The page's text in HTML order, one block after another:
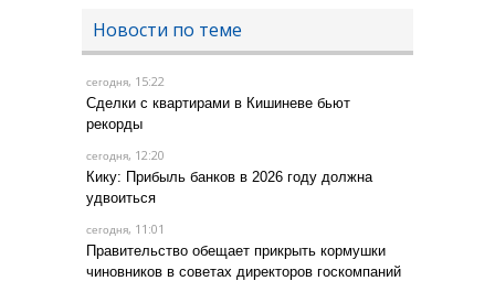
Новости по теме
сегодня, 15:22
Сделки с квартирами в Кишиневе бьют
рекорды
сегодня, 12:20
Кику: Прибыль банков в 2026 году должна
удвоиться
сегодня, 11:01
Правительство обещает прикрыть кормушки
чиновников в советах директоров госкомпаний